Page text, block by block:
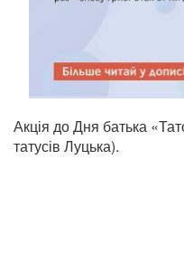
Акція до Дня батька
татусів Луцька).